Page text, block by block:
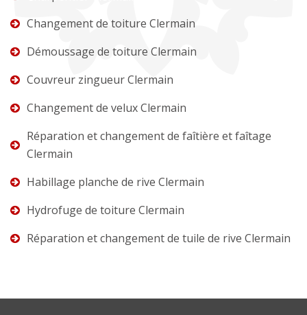
Changement de toiture Clermain
Démoussage de toiture Clermain
Couvreur zingueur Clermain
Changement de velux Clermain
Réparation et changement de faîtière et faîtage
Clermain
Habillage planche de rive Clermain
Hydrofuge de toiture Clermain
Réparation et changement de tuile de rive Clermain